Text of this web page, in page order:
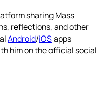
sharing Mass
reflections, and other
Android/iOSapps
him on the official social